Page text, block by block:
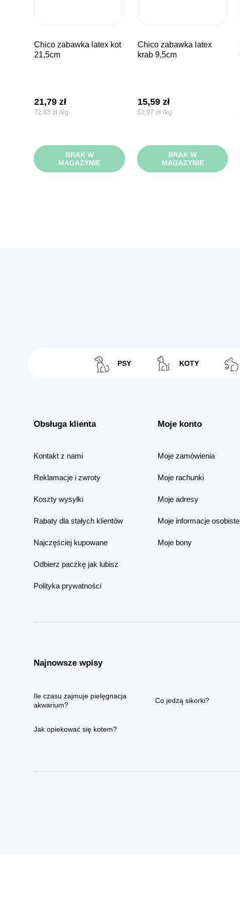
chico zabawka latex kot
21,5cm
21,79zł
72,63zł /kg
BRAK W
MAGAZYNIE
chico zabawka latex
krab 9,5cm
15,59 zł
51,97 zł /kg
BRAK W
MAGAZYNIE
PSY KOTY
Obsługa klienta
Kontakt z nami
Reklamacje i zwroty
Koszty wysyłki
Rabaty dla stałych klientów
Najczęściej kupowane
Odbierz paczkę jak lubisz
Polityka prywatności
Moje konto
Moje zamówienia
Moje rachunki
Moje adresy
Moje informacje osobiste
Moje bony
Najnowsze wpisy
Ile czasu zajmuje pielęgnacja
akwarium?
Co jedzą sikorki?
Jak opiekować się kotem?